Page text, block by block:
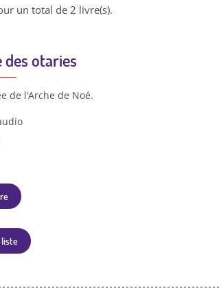
un total de 2 livre(s).
des otaries
de l'Arche de Noé.
liste